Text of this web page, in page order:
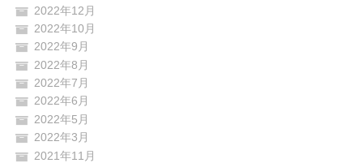
2022年12月
2022年10月
2022年9月
2022年8月
2022年7月
2022年6月
2022年5月
2022年3月
2021年11月